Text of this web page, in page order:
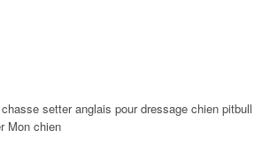
setter anglais pour dressage chien pitbull
Mon chien